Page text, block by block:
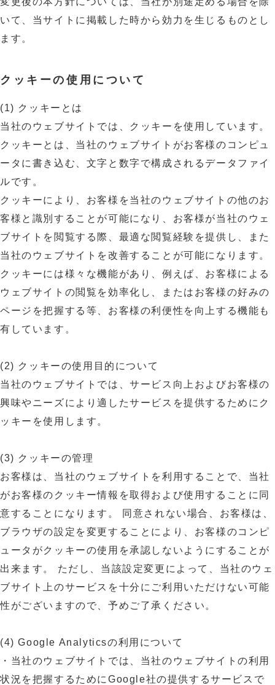
いて、当サイトに掲載した時から効力を生じるものとし
ます。
クッキーの使用について
(1) クッキーとは
当社のウェブサイトでは、クッキーを使用しています。
クッキーとは、当社のウェブサイトがお客様のコンピュ
ータに書き込む、文字と数字で構成されるデータファイ
ルです。
クッキーにより、お客様を当社のウェブサイトの他のお
客様と識別することが可能になり、お客様が当社のウェ
ブサイトを閲覧する際、最適な閲覧経験を提供し、また
当社のウェブサイトを改善することが可能になります。
クッキーには様々な機能があり、例えば、お客様による
ウェブサイトの閲覧を効率化し、またはお客様の好みの
ページを把握する等、お客様の利便性を向上する機能も
有しています。
(2) クッキーの使用目的について
当社のウェブサイトでは、サービス向上およびお客様の
興味やニーズにより適したサービスを提供するためにク
ッキーを使用します。
(3) クッキーの管理
お客様は、当社のウェブサイトを利用することで、当社
がお客様のクッキー情報を取得および使用することに同
意することになります。 同意されない場合、お客様は、
ブラウザの設定を変更することにより、お客様のコンピ
ュータがクッキーの使用を承認しないようにすることが
出来ます。 ただし、当該設定変更によって、当社のウェ
ブサイト上のサービスを十分にご利用いただけない可能
性がございますので、予めご了承ください。
(4) Google Analyticsの利用について
・当社のウェブサイトでは、当社のウェブサイトの利用
状況を把握するためにGoogle社の提供するサービスで